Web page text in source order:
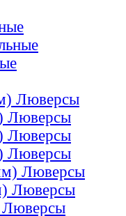
Люверсы
Люверсы
Люверсы
Люверсы